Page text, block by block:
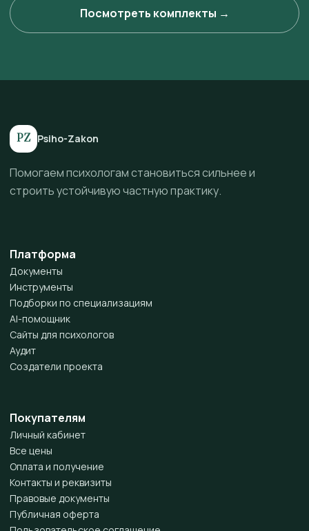
Посмотреть комплекты →
PZ Psiho-Zakon
Помогаем психологам становиться сильнее и
строить устойчивую частную практику.
Платформа
Документы
Инструменты
Подборки по специализациям
AI-помощник
Сайты для психологов
Аудит
Создатели проекта
Покупателям
Личный кабинет
Все цены
Оплата и получение
Контакты и реквизиты
Правовые документы
Публичная оферта